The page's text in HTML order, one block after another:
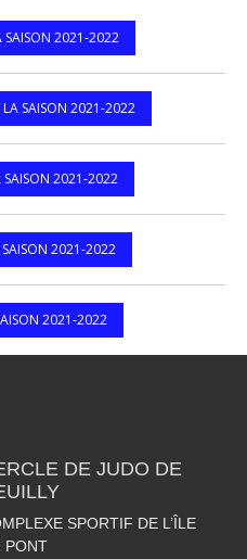
SAISON 2021-2022
SAISON 2021-2022
SAISON 2021-2022
SAISON 2021-2022
2021-2022
DE JUDO DE
SPORTIF DE L’ÎLE
PONT